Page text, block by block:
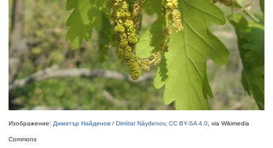
Изображение: Димитър Найденов / Dimìtar Nàydenov, CC BY-SA 4.0 , via Wikimedia
Commons